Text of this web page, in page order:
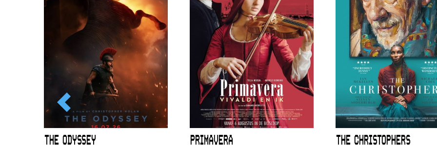
THE ODYSSEY PRIMAVERA THE CHRISTOPHERS